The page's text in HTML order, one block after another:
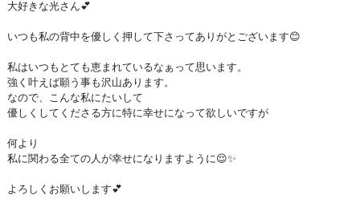
大好きな光さん💕
いつも私の背中を優しく押して下さってありがとございます😊
私はいつもとても恵まれているなぁって思います。
強く叶えば願う事も沢山あります。
なので、こんな私にたいして
優しくしてくださる方に特に幸せになって欲しいですが
何より
私に関わる全ての人が幸せになりますように😌✨
よろしくお願いします💕